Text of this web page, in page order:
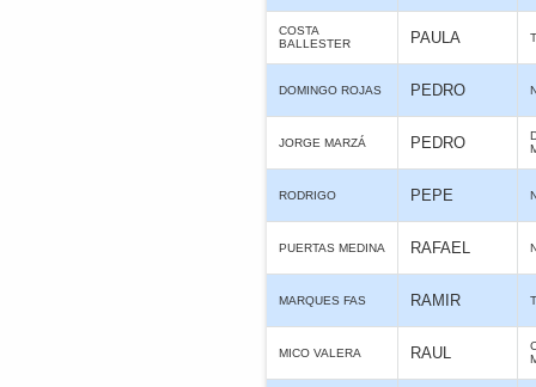
COSTA
BALLESTER
PAULA
DOMINGO ROJAS PEDRO
JORGE MARZÁ PEDRO
RODRIGO PEPE
PUERTAS MEDINA RAFAEL
MARQUES FAS RAMIR
MICO VALERA RAUL